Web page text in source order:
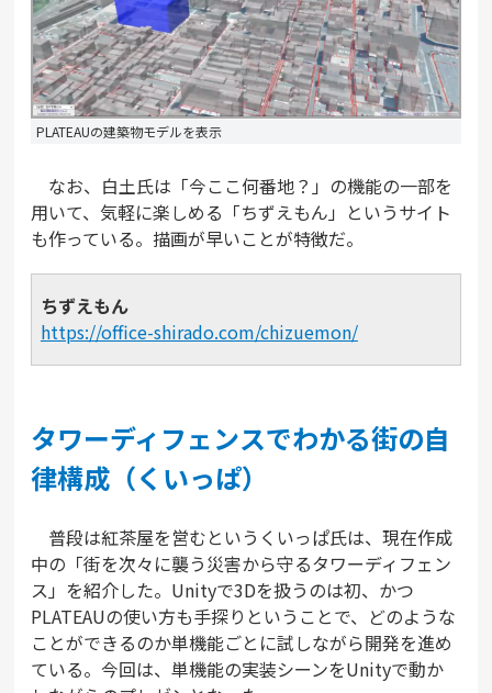
PLATEAUの建築物モデルを表示
なお、白土氏は「今ここ何番地？」の機能の一部を
用いて、気軽に楽しめる「ちずえもん」というサイト
も作っている。描画が早いことが特徴だ。
ちずえもん
https://office-shirado.com/chizuemon/
タワーディフェンスでわかる街の自
律構成（くいっぱ）
普段は紅茶屋を営むというくいっぱ氏は、現在作成
中の「街を次々に襲う災害から守るタワーディフェン
ス」を紹介した。Unityで3Dを扱うのは初、かつ
PLATEAUの使い方も手探りということで、どのような
ことができるのか単機能ごとに試しながら開発を進め
ている。今回は、単機能の実装シーンをUnityで動か